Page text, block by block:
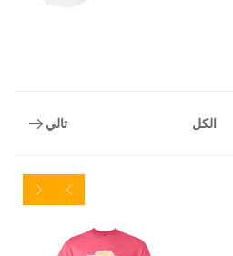
الكل تالي